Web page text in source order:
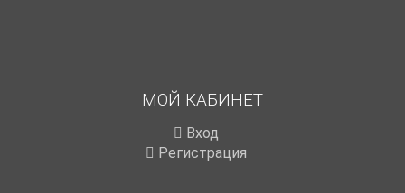
МОЙ КАБИНЕТ
Вход
Регистрация